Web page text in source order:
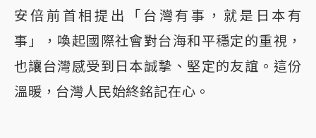
安倍前首相提出「台灣有事，就是日本有
事」，喚起國際社會對台海和平穩定的重視，
也讓台灣感受到日本誠摯、堅定的友誼。這份
溫暖，台灣人民始終銘記在心。